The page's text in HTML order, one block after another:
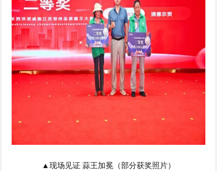
▲现场见证 蒜王加冕（部分获奖照片）